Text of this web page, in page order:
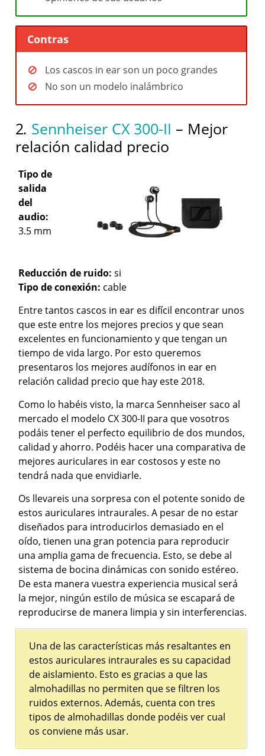
Contras
Los cascos in ear son un poco grandes
No son un modelo inalámbrico
2. Sennheiser CX 300-II – Mejor
relación calidad precio
Tipo de
salida
del
audio:
3.5 mm
Reducción de ruido:si
Tipo de conexión: cable
Entre tantos cascos in ear es difícil encontrar unos
que este entre los mejores precios y que sean
excelentes en funcionamiento y que tengan un
tiempo de vida largo. Por esto queremos
presentaros los mejores audífonos in ear en
relación calidad precio que hay este 2018.
Como lo habéis visto, la marca Sennheiser saco al
mercado el modelo CX 300-II para que vosotros
podáis tener el perfecto equilibrio de dos mundos,
calidad y ahorro. Podéis hacer una comparativa de
mejores auriculares in ear costosos y este no
tendrá nada que envidiarle.
Os llevareis una sorpresa con el potente sonido de
estos auriculares intraurales. A pesar de no estar
diseñados para introducirlos demasiado en el
oído, tienen una gran potencia para reproducir
una amplia gama de frecuencia. Esto, se debe al
sistema de bocina dinámicas con sonido estéreo.
De esta manera vuestra experiencia musical será
la mejor, ningún estilo de música se escapará de
reproducirse de manera limpia y sin interferencias.
Una de las características más resaltantes en
estos auriculares intraurales es su capacidad
de aislamiento. Esto es gracias a que las
almohadillas no permiten que se filtren los
ruidos externos. Además, cuenta con tres
tipos de almohadillas donde podéis ver cual
os conviene más usar.